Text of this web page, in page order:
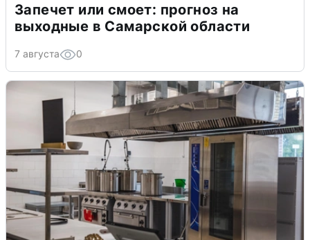
Запечет или смоет: прогноз на
выходные в Самарской области
7 августа 0